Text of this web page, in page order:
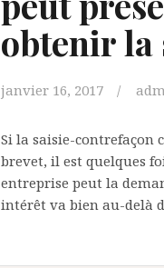
obtenir la
janvier 16, 2017
Si la saisie-contrefaçon
brevet, il est quelques
entreprise peut la
intérêt va bien au-delà